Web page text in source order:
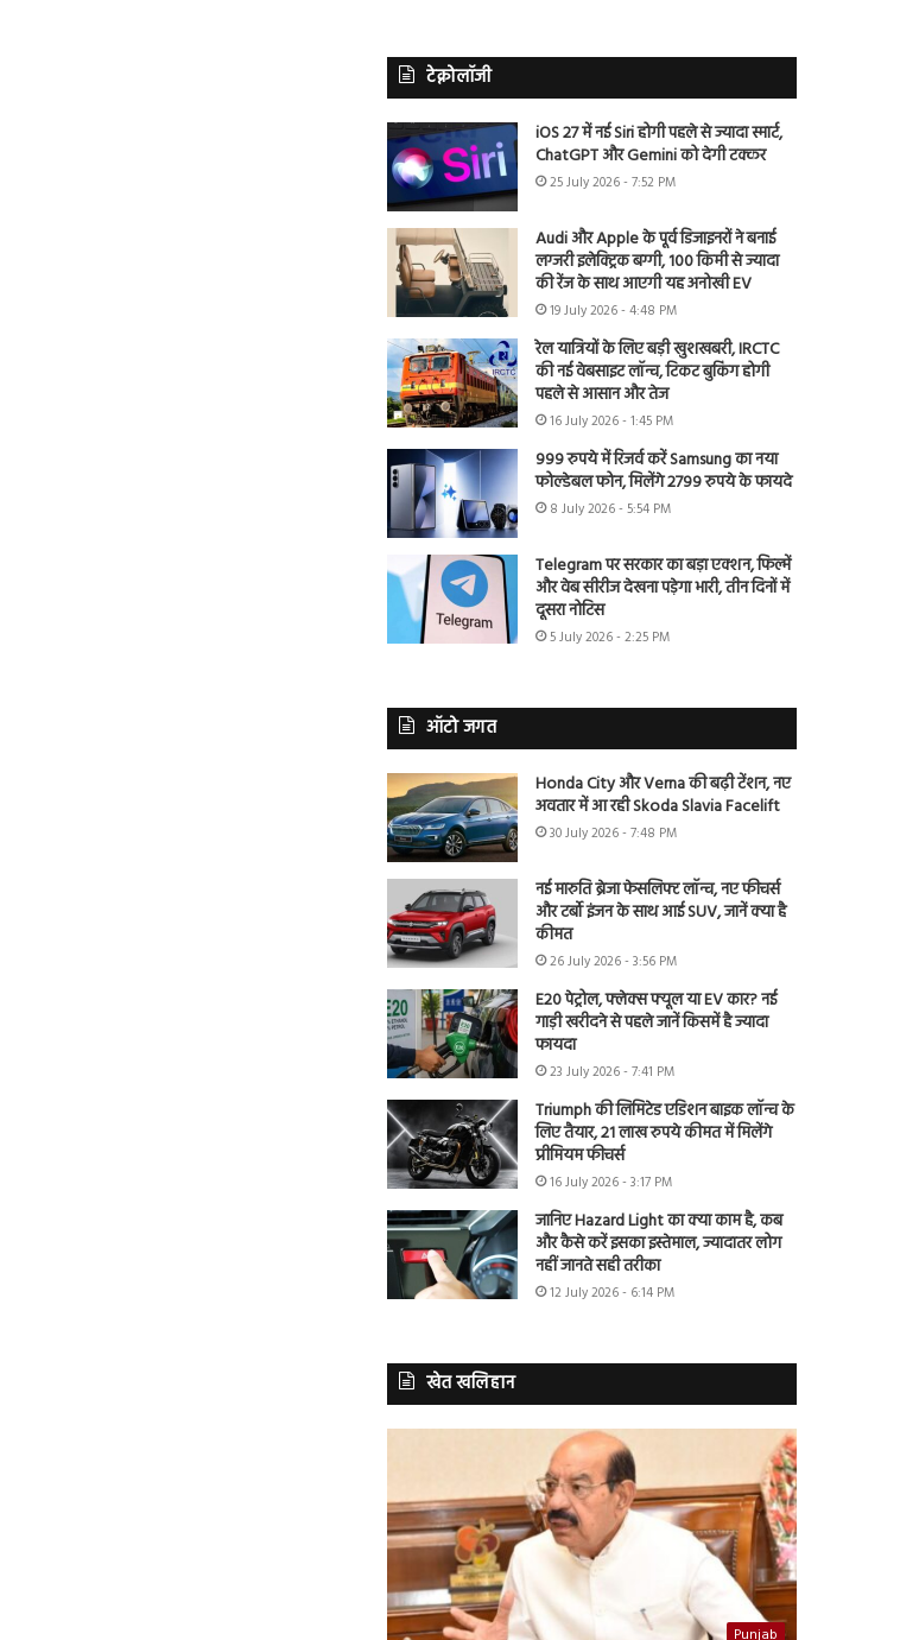
टेक्नोलॉजी
iOS 27 में नई Siri होगी पहले से ज्यादा स्मार्ट,
ChatGPT और Gemini को देगी टक्कर
25 July 2026 - 7:52 PM
Audi और Apple के पूर्व डिजाइनरों ने बनाई
लग्जरी इलेक्ट्रिक बग्गी, 100 किमी से ज्यादा
की रेंज के साथ आएगी यह अनोखी EV
19 July 2026 - 4:48 PM
रेल यात्रियों के लिए बड़ी खुशखबरी, IRCTC
की नई वेबसाइट लॉन्च, टिकट बुकिंग होगी
पहले से आसान और तेज
16 July 2026 - 1:45 PM
999 रुपये में रिजर्व करें Samsung का नया
फोल्डेबल फोन, मिलेंगे 2799 रुपये के फायदे
8 July 2026 - 5:54 PM
Telegram पर सरकार का बड़ा एक्शन, फिल्में
और वेब सीरीज देखना पड़ेगा भारी, तीन दिनों में
दूसरा नोटिस
5 July 2026 - 2:25 PM
ऑटो जगत
Honda City और Verna की बढ़ी टेंशन, नए
अवतार में आ रही Skoda Slavia Facelift
30 July 2026 - 7:48 PM
नई मारुति ब्रेजा फेसलिफ्ट लॉन्च, नए फीचर्स
और टर्बो इंजन के साथ आई SUV, जानें क्या है
कीमत
26 July 2026 - 3:56 PM
E20 पेट्रोल, फ्लेक्स फ्यूल या EV कार? नई
गाड़ी खरीदने से पहले जानें किसमें है ज्यादा
फायदा
23 July 2026 - 7:41 PM
Triumph की लिमिटेड एडिशन बाइक लॉन्च के
लिए तैयार, 21 लाख रुपये कीमत में मिलेंगे
प्रीमियम फीचर्स
16 July 2026 - 3:17 PM
जानिए Hazard Light का क्या काम है, कब
और कैसे करें इसका इस्तेमाल, ज्यादातर लोग
नहीं जानते सही तरीका
12 July 2026 - 6:14 PM
खेत खलिहान
Punjab